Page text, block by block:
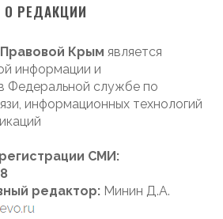
О РЕДАКЦИИ
Крым является
информации и
Федеральной службе по
информационных технологий
СМИ:
редактор: Минин Д.А.